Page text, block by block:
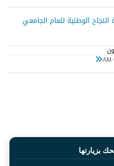
الوطنية للعام الجامعي
بزيارتها